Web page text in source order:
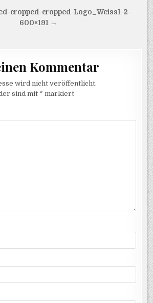
cropped-cropped-Logo_Weiss1-2-
600×191 →
Kommentar
wird nicht veröffentlicht.
sind mit * markiert